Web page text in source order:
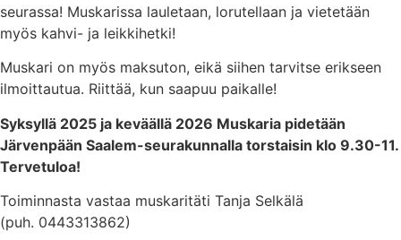
seurassa! Muskarissa lauletaan, lorutellaan ja vietetään
myös kahvi- ja leikkihetki!
Muskari on myös maksuton, eikä siihen tarvitse erikseen
ilmoittautua. Riittää, kun saapuu paikalle!
Syksyllä 2025 ja keväällä 2026 Muskaria pidetään
Järvenpään Saalem-seurakunnalla torstaisin klo 9.30-11.
Tervetuloa!
Toiminnasta vastaa muskaritäti Tanja Selkälä
(puh. 0443313862)